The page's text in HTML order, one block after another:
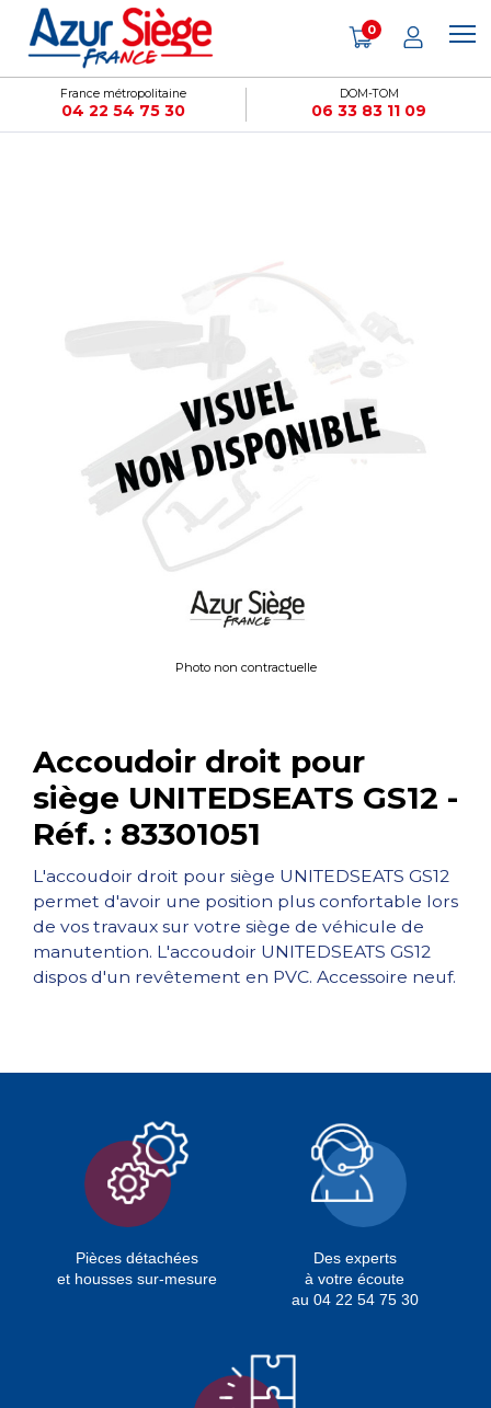
France métropolitaine
04 22 54 75 30
DOM-TOM
06 33 83 11 09
0
Accoudoir droit pour
siège UNITEDSEATS GS12 -
Réf. : 83301051
L'accoudoir droit pour siège UNITEDSEATS GS12
permet d'avoir une position plus confortable lors
de vos travaux sur votre siège de véhicule de
manutention. L'accoudoir UNITEDSEATS GS12
dispos d'un revêtement en PVC. Accessoire neuf.
Photo non contractuelle
Pièces détachées
et housses sur-mesure
Des experts
à votre écoute
au 04 22 54 75 30
Panneau de gestion des cookies